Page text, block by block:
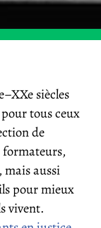
siècles
tous ceux
de
formateurs,
mais aussi
pour mieux
vivent.